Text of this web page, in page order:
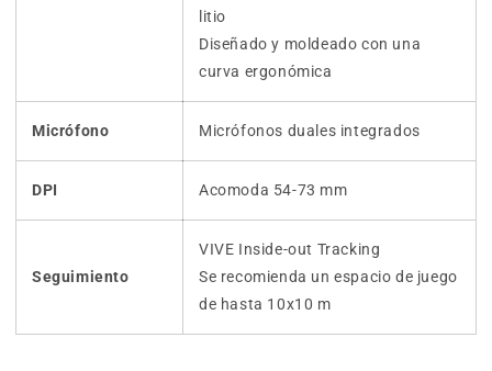
litio
Diseñado y moldeado con una
curva ergonómica
Micrófono Micrófonos duales integrados
DPI Acomoda 54-73 mm
Seguimiento
VIVE Inside-out Tracking
Se recomienda un espacio de juego
de hasta 10x10 m